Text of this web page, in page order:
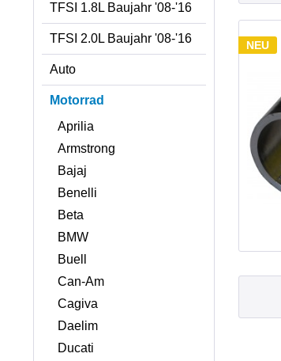
TFSI 1.8L Baujahr '08-'16
TFSI 2.0L Baujahr '08-'16
Auto
Motorrad
Aprilia
Armstrong
Bajaj
Benelli
Beta
BMW
Buell
Can-Am
Cagiva
Daelim
Ducati
NEU